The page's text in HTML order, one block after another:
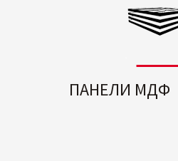
ПАНЕЛИ МДФ